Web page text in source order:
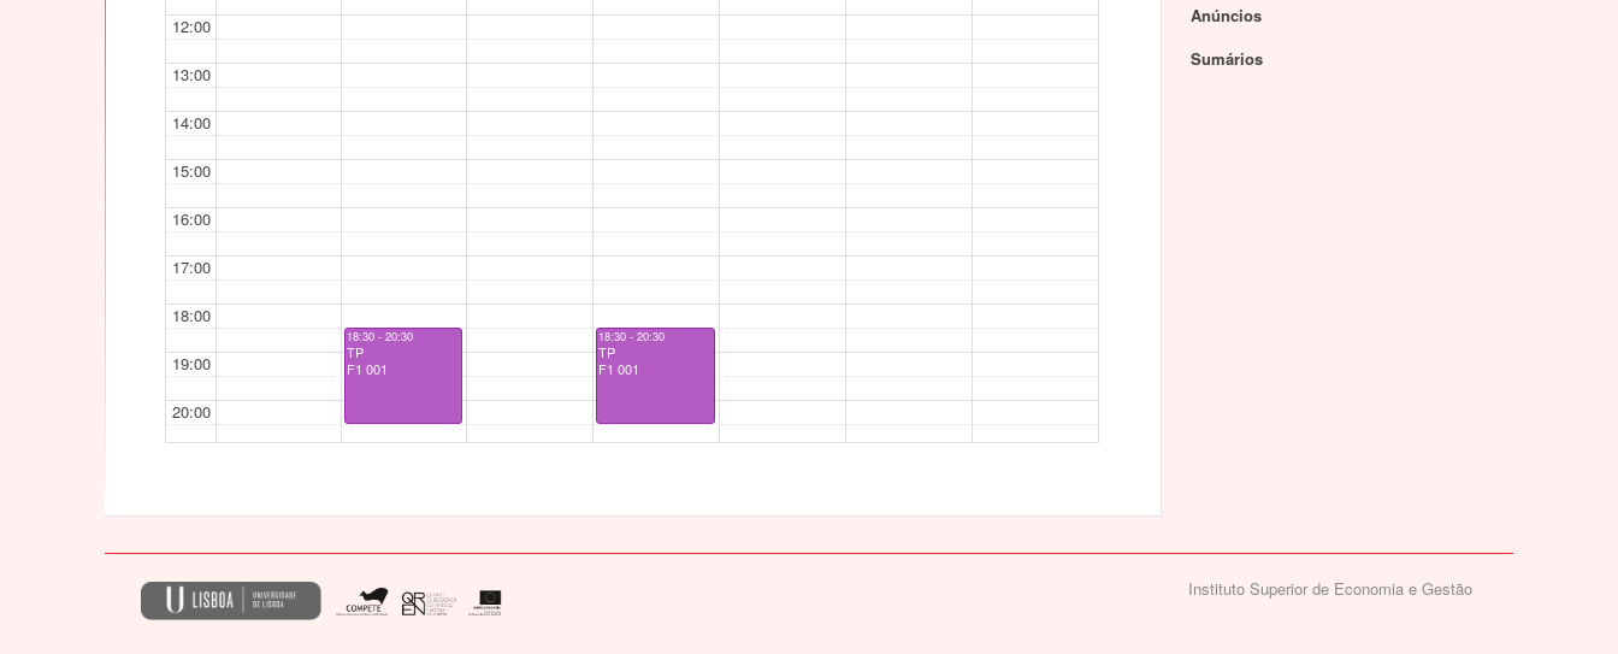
12:00
13:00
14:00
15:00
16:00
17:00
18:00
19:00
20:00
23:00
18:30 - 20:30
TP
F1 001
18:30 - 20:30
TP
F1 001
Anúncios
Sumários
Instituto Superior de Economia e Gestão